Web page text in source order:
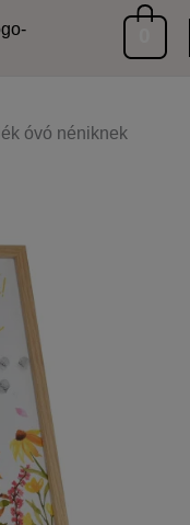
óvó néniknek